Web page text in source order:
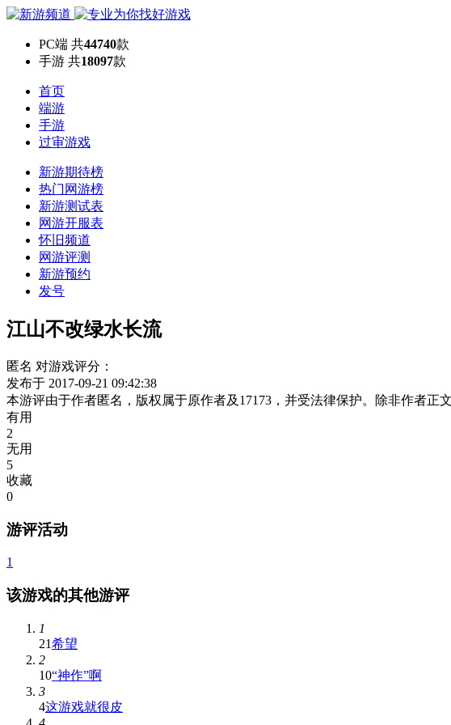
PC端 共44740款
手游 共18097款
首页
端游
手游
过审游戏
新游期待榜
热门网游榜
新游测试表
网游开服表
怀旧频道
网游评测
新游预约
发号
江山不改绿水长流
匿名 对游戏评分：
发布于 2017-09-21 09:42:38
本游评由于作者匿名，版权属于原作者及17173，并受法律保护。除非作者正
有用
2
无用
5
收藏
0
游评活动
1
该游戏的其他游评
1
21希望
2
10“神作”啊
3
4这游戏就很皮